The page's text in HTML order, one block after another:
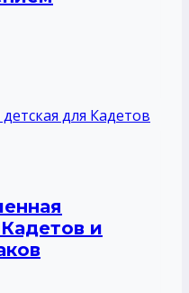
и